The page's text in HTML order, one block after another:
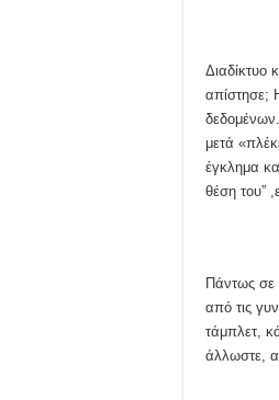
Διαδίκτυο
απίστησε;
μετά
έγκλημα
θέση του”
Πάντως σε
από τις
τάμπλετ,
άλλωστε,